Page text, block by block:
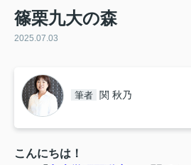
篠栗九大の森
2025.07.03
筆者 関 秋乃
こんにちは！